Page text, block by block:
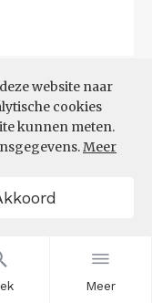
Meer
website naar
cookies
kunnen meten.
Meer
Filters